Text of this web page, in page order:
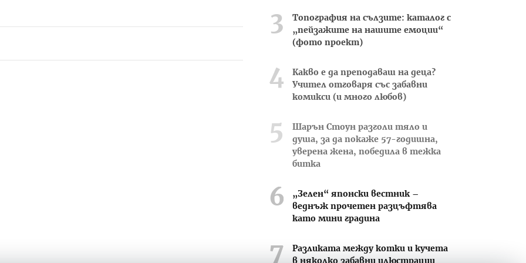
Топография на сълзите: каталог с
„пейзажите на нашите емоции“
(фото проект)
Какво е да преподаваш на деца?
Учител отговаря със забавни
комикси (и много любов)
Шарън Стоун разголи тяло и
душа, за да покаже 57-годишна,
уверена жена, победила в тежка
битка
„Зелен“ японски вестник –
веднъж прочетен разцъфтява
като мини градина
Разликата между котки и кучета
в няколко забавни илюстрации